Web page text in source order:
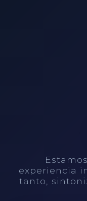
experiencia
tanto,